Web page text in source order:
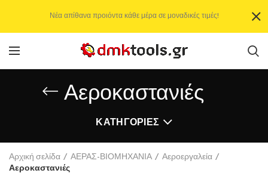
Αεροκαστανιές
ΚΑΤΗΓΟΡΊΕΣ
Αρχική σελίδα ΑΕΡΑΣ-ΒΙΟΜΗΧΑΝΙΑ
Αεροεργαλεία
Αεροκαστανιές
Νέα απίθανα προιόντα κάθε μέρα σε μοναδικές τιμές!